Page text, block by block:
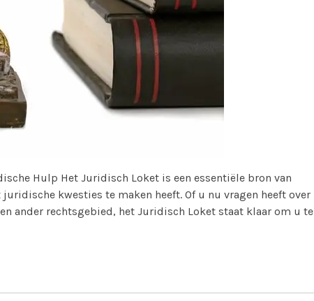
Hulp Het Juridisch Loket is een essentiële bron van
kwesties te maken heeft. Of u nu vragen heeft over
ander rechtsgebied, het Juridisch Loket staat klaar om u te